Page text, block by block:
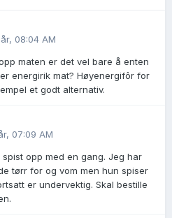
08:04 AM
maten er det vel bare å enten
energirik mat? Høyenergifôr for
et godt alternativ.
07:09 AM
opp med en gang. Jeg har
tørr for og vom men hun spiser
er undervektig. Skal bestille